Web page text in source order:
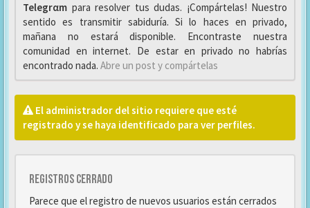
Telegrαm para resolver tus dudas. ¡Compártelas! Nuestro
sentido es transmitir sabiduría. Si lo haces en privado,
mañana no estará disponible. Encontraste nuestra
comunidad en internet. De estar en privado no habrías
encontrado nada. Abre un post y compártelas
El administrador del sitio requiere que esté
registrado y se haya identificado para ver perfiles.
Registros cerrado
Parece que el registro de nuevos usuarios están cerrados